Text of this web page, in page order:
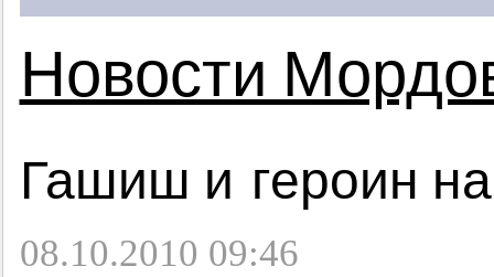
Новости
Гашиш и героин
08.10.2010 09:46